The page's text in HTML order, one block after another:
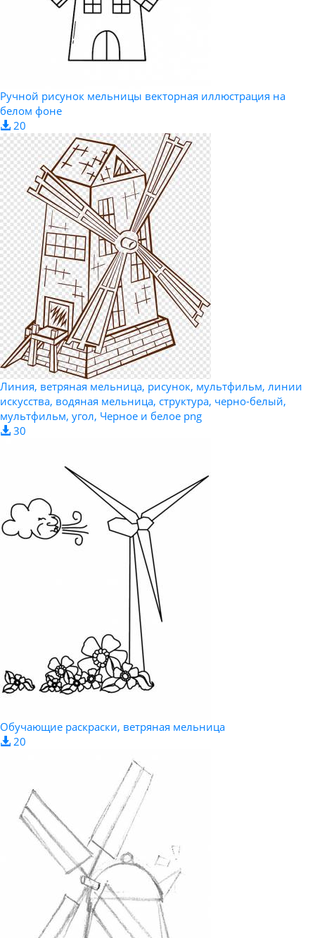
Ручной рисунок мельницы векторная иллюстрация на
белом фоне
20
Линия, ветряная мельница, рисунок, мультфильм, линии
искусства, водяная мельница, структура, черно-белый,
мультфильм, угол, Черное и белое png
30
Обучающие раскраски, ветряная мельница
20